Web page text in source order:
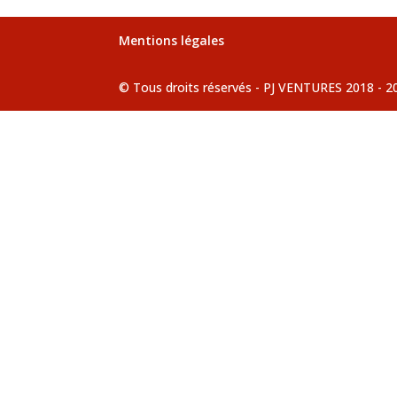
Mentions légales
© Tous droits réservés - PJ VENTURES 2018 -